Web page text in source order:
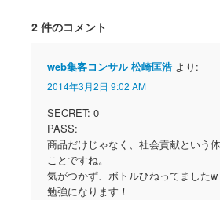
2 件のコメント
web集客コンサル 松崎匡浩 より:
2014年3月2日 9:02 AM
SECRET: 0
PASS:
商品だけじゃなく、社会貢献という
ことですね。
気がつかず、ボトルひねってましたw
勉強になります！